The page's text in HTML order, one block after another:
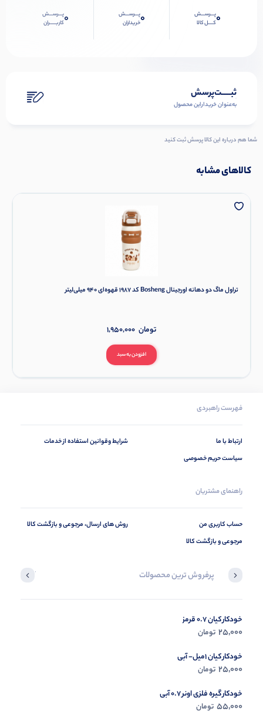
0پـــرســـش
کــــل کالا
0پـــرســـش
خریداران
0پـــرســـش
کاربـــــران
ثبـــــت‌پرسش
به‌عنوان ‌خریدار‌این‌ محصول
شما هم درباره این کالا پرسش ثبت کنید
کالاهای مشابه
تراول ماگ دو دهانه اورجینال Bosheng کد 1987 قهوه‌ای 940 میلی‌لیتر
افزودن به سبد
1,950,000 تومان
فهرست راهبردی
ارتباط با ما
سیاست حریم خصوصی
شرایط وقوانین استفاده از خدمات
راهنمای مشتریان
حساب کاربری من
مرجوعی و بازگشت کالا
روش های ارسال، مرجوعی و بازگشت کالا
پرفروش ترین محصولات آخرین
خودکار کیان 0.7 قرمز
25,000 تومان
خودکار کیان 1میل- آبی
25,000 تومان
خودکار گیره فلزی اونر 0.7 آبی
55,000 تومان